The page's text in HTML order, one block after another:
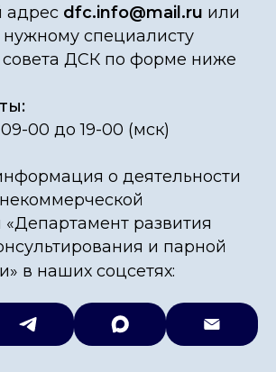
адрес dfc.info@mail.ru или
нужному специалисту
совета ДСК по форме ниже
00 до 19-00 (мск)
о деятельности
развития
и парной
в наших соцсетях:
совет